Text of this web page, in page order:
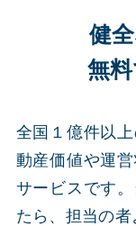
健
無
全国１億件以
動産価値や運
サービスです
たら、担当の者